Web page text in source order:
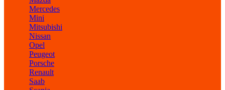
Mercedes
Mini
Mitsubishi
Nissan
Opel
Peugeot
Porsche
Renault
Saab